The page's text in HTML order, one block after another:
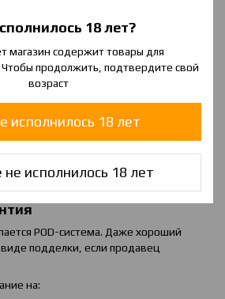
18 лет?
магазин содержит товары для
продолжить, подтвердите свой
возраст
исполнилось 18 лет
исполнилось 18 лет
с ошибками или коробка выглядит так,
это повод внимательнее проверить
POD-система. Даже хороший
подделки, если продавец
на: